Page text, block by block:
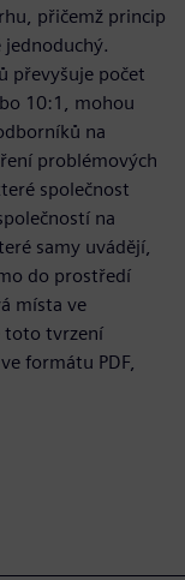
přičemž princip
převyšuje počet
10:1, mohou
na
problémových
společnost
na
samy uvádějí,
do prostředí
místa ve
toto tvrzení
formátu PDF,